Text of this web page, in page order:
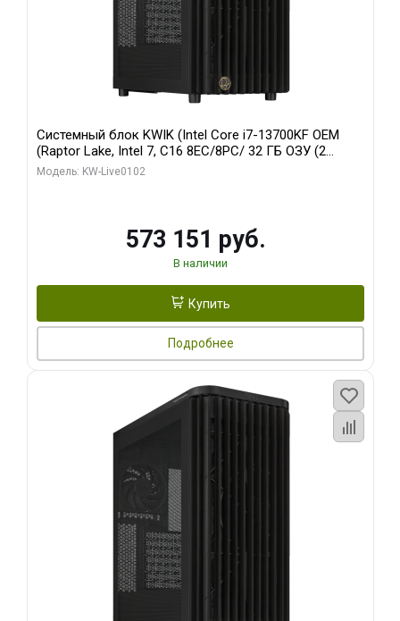
Системный блок KWIK (Intel Core i7-13700KF OEM
(Raptor Lake, Intel 7, C16 8EC/8PC/ 32 ГБ ОЗУ (2
модуля)/ Afox RTX4090 24GB GDDR6X 384-Bit 3xDP
Модель: KW-Live0102
573 151 руб.
В наличии
Купить
Подробнее